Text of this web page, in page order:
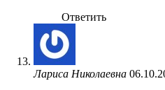
Ответить
Лариса Николаевна